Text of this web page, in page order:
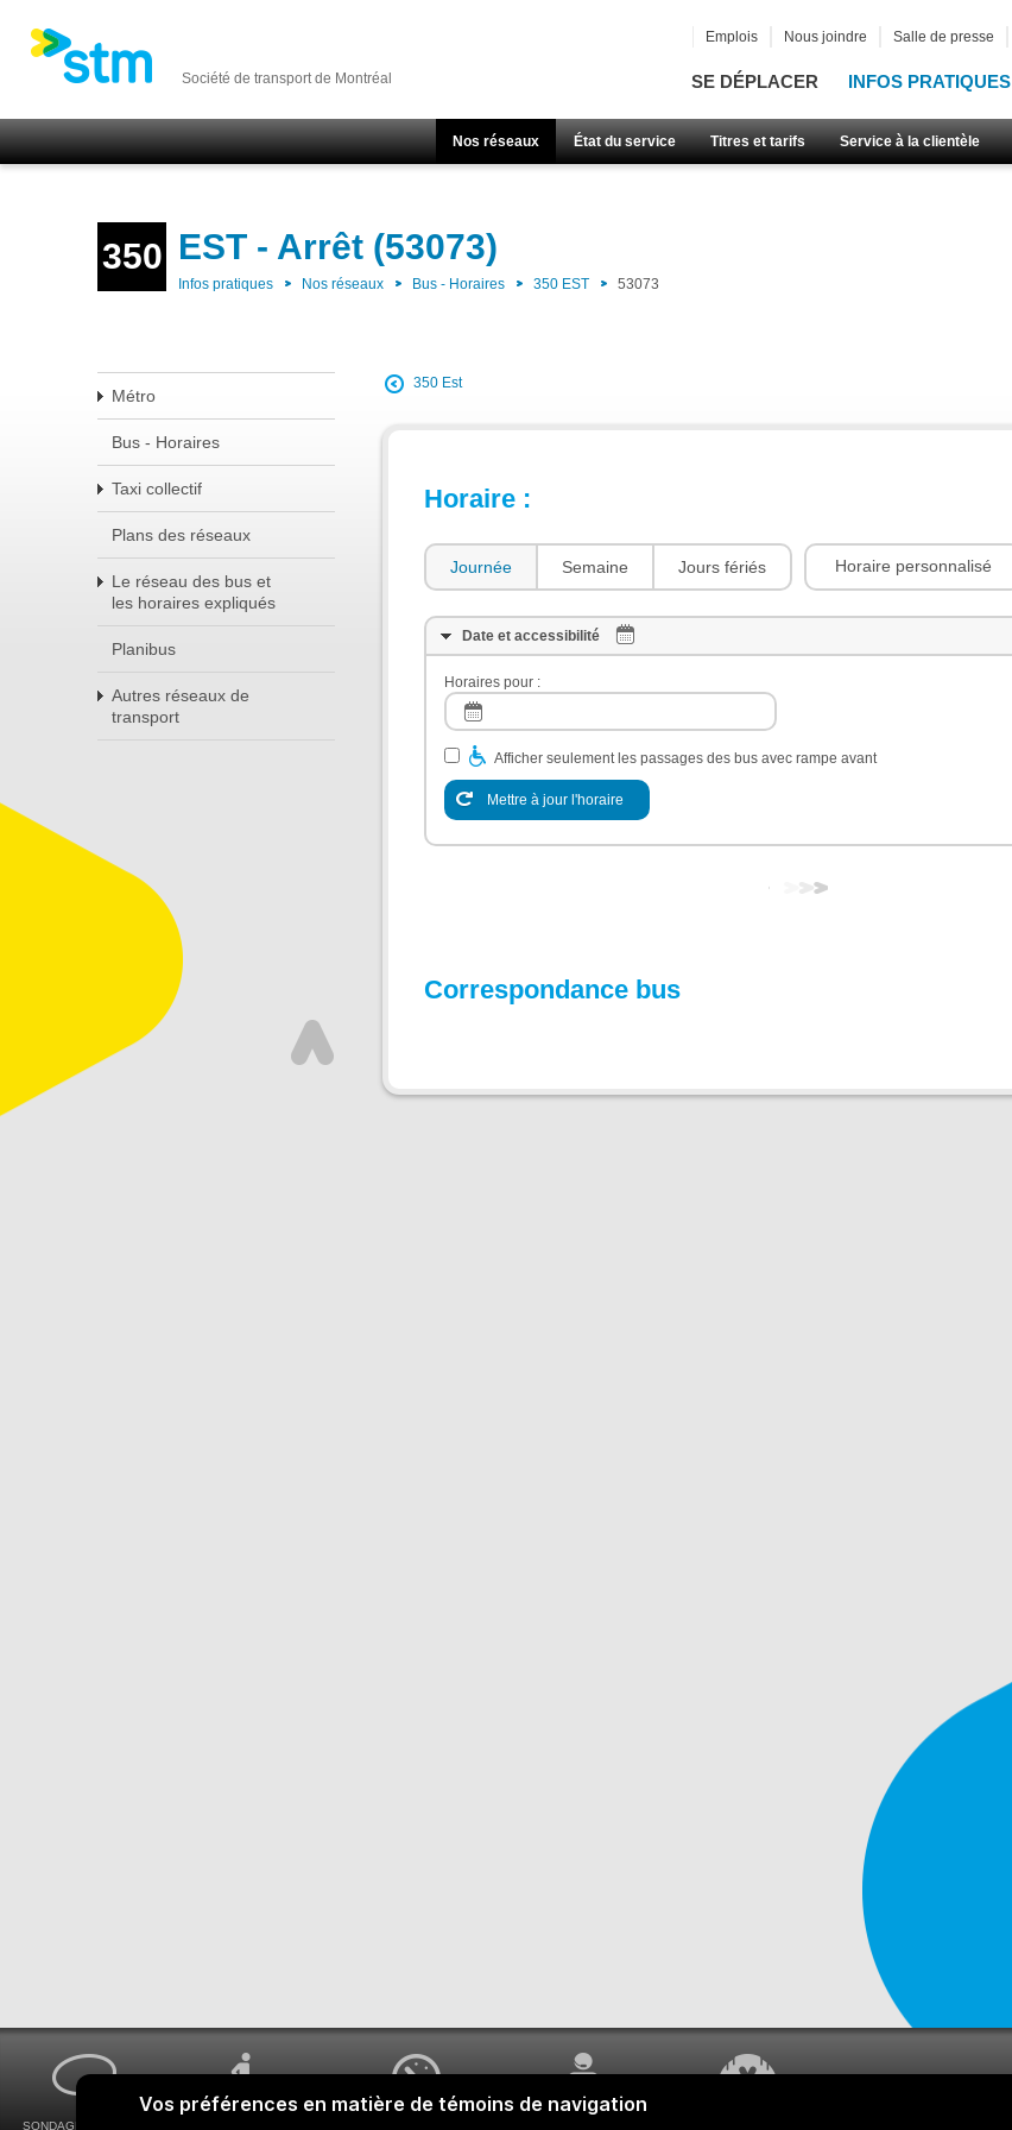
Société de transport de Montréal SE DÉPLACER INFOS PRATIQUES
Nos réseaux État du service Titres et tarifs Service à la clientèle
Emplois Nous joindre Salle de presse
350 EST - Arrêt (53073)
Infos pratiques Nos réseaux Bus - Horaires 350 EST 53073
Métro
Bus - Horaires
Taxi collectif
Plans des réseaux
Le réseau des bus et
les horaires expliqués
Planibus
Autres réseaux de
transport
350 Est
Horaire :
Journée Semaine Jours fériés Horaire personnalisé
Date et accessibilité
Horaires pour :
Afficher seulement les passages des bus avec rampe avant
Mettre à jour l'horaire
Correspondance bus
SONDAGES MA VOIX